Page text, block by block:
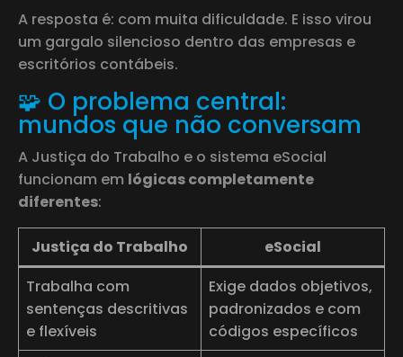
A resposta é: com muita dificuldade. E isso virou
um gargalo silencioso dentro das empresas e
escritórios contábeis.
🧩 O problema central:
mundos que não conversam
A Justiça do Trabalho e o sistema eSocial
funcionam em lógicas completamente
diferentes:
Justiça do Trabalho
eSocial
Trabalha com
sentenças descritivas
e flexíveis
Exige dados objetivos,
padronizados e com
códigos específicos